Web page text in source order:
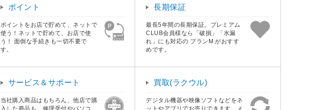
ポイント
ポイントをお店で貯めて、ネットで
使う！ネットで貯めて、お店で使
う！ 面倒な手続きも一切不要で
す。
長期保証
最長5年間の長期保証。プレミアム
CLUB会員様なら「破損」「水漏
れ」にも対応の プランM がおすす
めです。
サービス＆サポート
当社購入商品はもちろん、他店で購
入した商品も、修理受付やパソコ
買取(ラクウル)
デジタル機器や映像ソフトなどをネ
ットやアプリでお売りできます。メ